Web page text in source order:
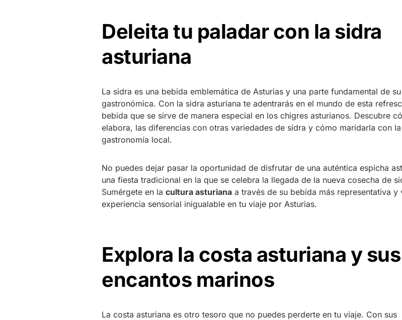
Deleita tu paladar con la sidra
asturiana
La sidra es una bebida emblemática de Asturias y una parte fundamental de
gastronómica. Con la sidra asturiana te adentrarás en el mundo de esta
bebida que se sirve de manera especial en los chigres asturianos. Descubre
elabora, las diferencias con otras variedades de sidra y cómo maridarla con
gastronomía local.
No puedes dejar pasar la oportunidad de disfrutar de una auténtica espicha
una fiesta tradicional en la que se celebra la llegada de la nueva cosecha de
Sumérgete en la cultura asturiana a través de su bebida más representativa y
experiencia sensorial inigualable en tu viaje por Asturias.
Explora la costa asturiana y sus
encantos marinos
La costa asturiana es otro tesoro que no puedes perderte en tu viaje. Con sus